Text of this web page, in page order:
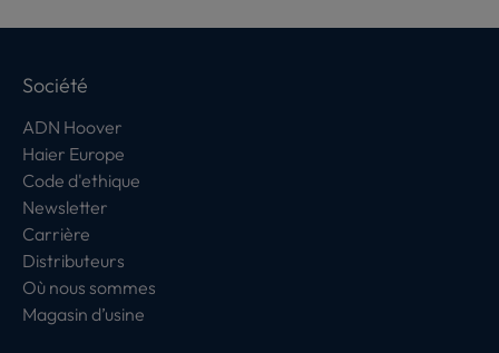
Société
ADN Hoover
Haier Europe
Code d'ethique
Newsletter
Carrière
Distributeurs
Où nous sommes
Magasin d’usine